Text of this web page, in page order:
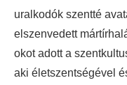
uralkodók szentté
elszenvedett
okot adott a
aki életszentségével